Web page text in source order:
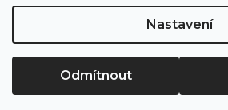
Nastavení
Odmítnout
Sleva 50 Kč na první nákup?​